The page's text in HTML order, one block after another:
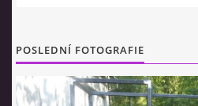
POSLEDNÍ FOTOGRAFIE